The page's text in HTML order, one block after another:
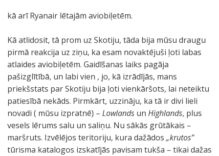
kā arī Ryanair lētajām aviobiļetēm.
Kā atlidosit, tā prom uz Skotiju, tāda bija mūsu draugu
pirmā reakcija uz ziņu, ka esam novaktējuši ļoti labas
atlaides aviobiļetēm. Gaidīšanas laiks pagāja
pašizglītībā, un labi vien , jo, kā izrādījās, mans
priekšstats par Skotiju bija ļoti vienkāršots, lai neteiktu
patiesībā nekāds. Pirmkārt, uzzināju, ka tā ir divi lieli
novadi ( mūsu izpratnē) – Lowlands un Highlands, plus
vesels lērums salu un saliņu. Nu sākās grūtākais –
maršruts. Izvēlējos teritoriju, kura dažādos „krutos”
tūrisma katalogos izskatījās pavisam tukša – tikai dažas